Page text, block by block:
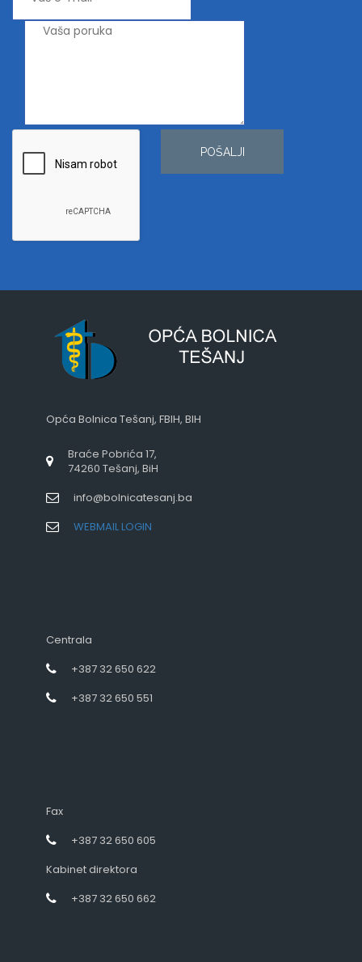
POŠALJI
Opća Bolnica Tešanj, FBIH, BIH
Braće Pobrića 17,
74260 Tešanj, BiH
info@bolnicatesanj.ba
WEBMAIL LOGIN
Centrala
+387 32 650 622
+387 32 650 551
Fax
+387 32 650 605
Kabinet direktora
+387 32 650 662